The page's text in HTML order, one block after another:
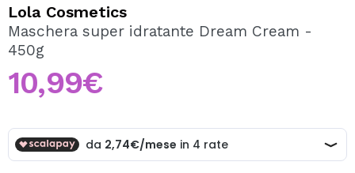
Creando un account su Maquibeauty.it potrai fare i tuoi
acquisti velocemente, controllare lo stato dei tuoi ordini e
Lola Cosmetics
Maschera super idratante Dream Cream -
450g
10,99€